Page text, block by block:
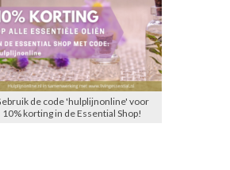
de code 'hulplijnonline' voor
10% korting in de Essential Shop!